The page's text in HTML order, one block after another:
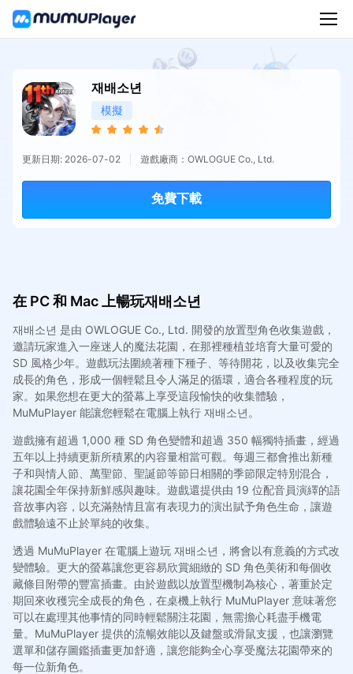
재배소년
模擬
更新日期: 2026-07-02 遊戲廠商：OWLOGUE Co., Ltd.
免費下載
在 PC 和 Mac 上暢玩재배소년
재배소년 是由 OWLOGUE Co., Ltd. 開發的放置型角色收集遊戲，
邀請玩家進入一座迷人的魔法花園，在那裡種植並培育大量可愛的
SD 風格少年。遊戲玩法圍繞著種下種子、等待開花，以及收集完全
成長的角色，形成一個輕鬆且令人滿足的循環，適合各種程度的玩
家。如果您想在更大的螢幕上享受這段愉快的收集體驗，
MuMuPlayer 能讓您輕鬆在電腦上執行 재배소년。
遊戲擁有超過 1,000 種 SD 角色變體和超過 350 幅獨特插畫，經過
五年以上持續更新所積累的內容量相當可觀。每週三都會推出新種
子和與情人節、萬聖節、聖誕節等節日相關的季節限定特別混合，
讓花園全年保持新鮮感與趣味。遊戲還提供由 19 位配音員演繹的語
音故事內容，以充滿熱情且富有表現力的演出賦予角色生命，讓遊
戲體驗遠不止於單純的收集。
透過 MuMuPlayer 在電腦上遊玩 재배소년，將會以有意義的方式改
變體驗。更大的螢幕讓您更容易欣賞細緻的 SD 角色美術和每個收
藏條目附帶的豐富插畫。由於遊戲以放置型機制為核心，著重於定
期回來收穫完全成長的角色，在桌機上執行 MuMuPlayer 意味著您
可以在處理其他事情的同時輕鬆關注花園，無需擔心耗盡手機電
量。MuMuPlayer 提供的流暢效能以及鍵盤或滑鼠支援，也讓瀏覽
選單和儲存圖鑑插畫更加舒適，讓您能夠全心享受魔法花園帶來的
每一位新角色。